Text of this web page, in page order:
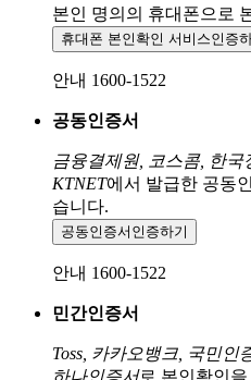
본인 명의의 휴대폰으로
휴대폰 본인확인 서비스인증
안내 1600-1522
공동인증서
금융결제원, 코스콤, 한
KTNET에서 발급한 공동
습니다.
공동인증서 인증하기
안내 1600-1522
민간인증서
Toss, 카카오뱅크, 국민인